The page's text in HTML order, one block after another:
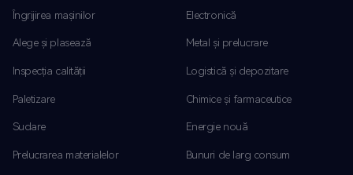
Îngrijirea mașinilor
Alege și plasează
Inspecția calității
Paletizare
Sudare
Prelucrarea materialelor
Electronică
Metal și prelucrare
Logistică și depozitare
Chimice și farmaceutice
Energie nouă
Bunuri de larg consum